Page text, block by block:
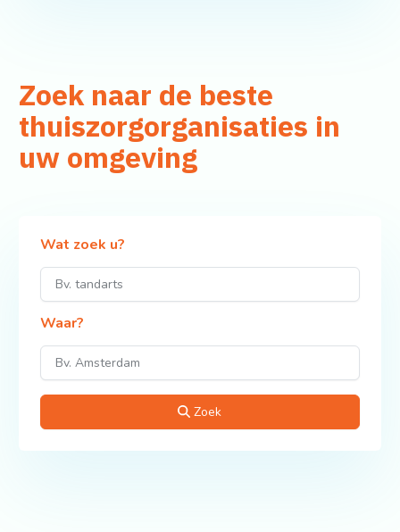
Zoek naar de beste
thuiszorgorganisaties in
uw omgeving
Wat zoek u?
Waar?
Zoek